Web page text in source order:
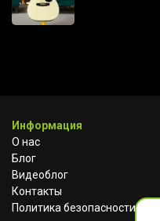
Информация
О нас
Блог
Видеоблог
Контакты
Политика безопасности